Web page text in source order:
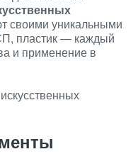
своими уникальными
пластик — каждый
и применение в